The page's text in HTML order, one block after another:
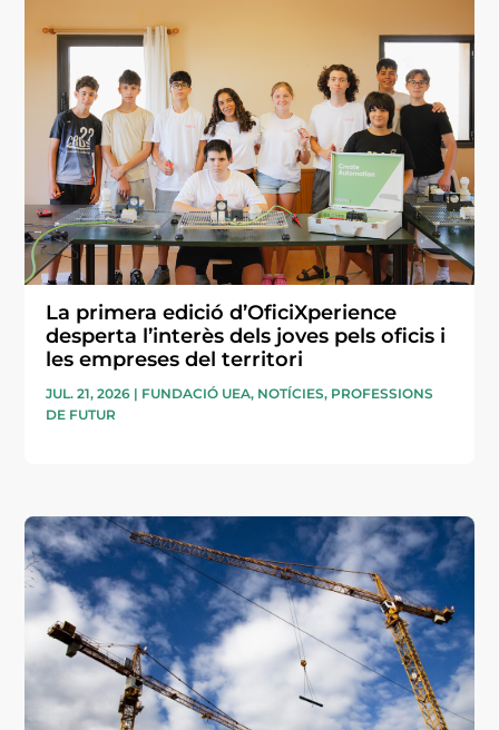
La primera edició d’OficiXperience
desperta l’interès dels joves pels oficis i
les empreses del territori
JUL. 21, 2026 | FUNDACIÓ UEA, NOTÍCIES, PROFESSIONS
DE FUTUR